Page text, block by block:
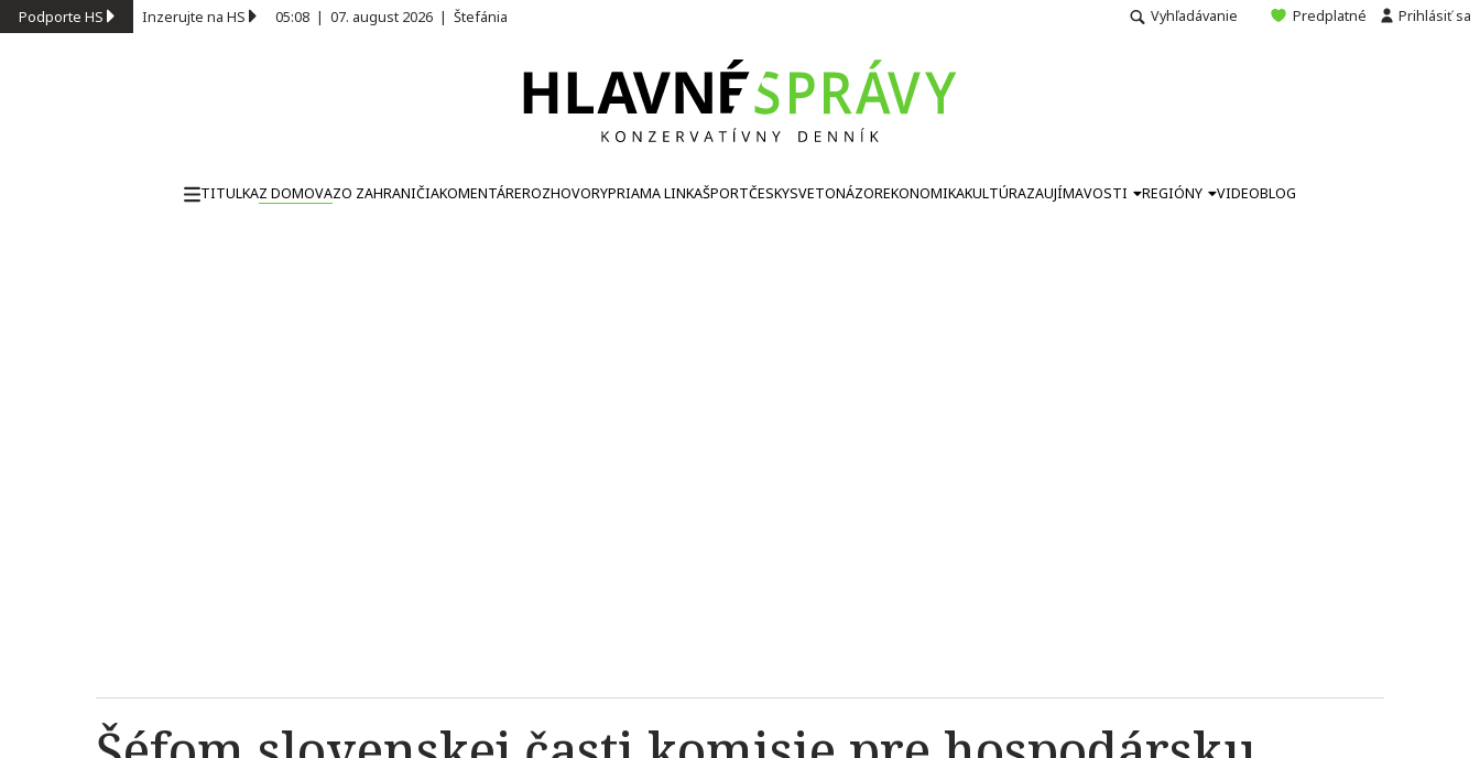
Podporte HS Inzerujte na HS 05:08 | 07. august 2026 | Štefánia Vyhľadávanie Predplatné Prihlásiť sa
TITULKAZ DOMOVAZO ZAHRANIČIAKOMENTÁREROZHOVORYPRIAMA LINKAŠPORTČESKYSVETONÁZOREKONOMIKAKULTÚRAZAUJÍMAVOSTI REGIÓNY VIDEOBLOG